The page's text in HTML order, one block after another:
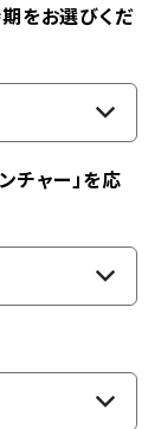
をお選びくだ
チャー」を応